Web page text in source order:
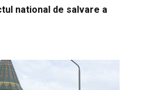
national de salvare a